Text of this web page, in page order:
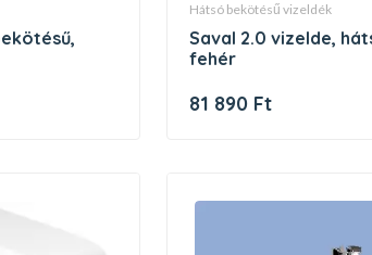
hátsó bekötésű vizeldék
saval 2.0 vizelde, hátsó bekötésű,
fehér
81 890 Ft